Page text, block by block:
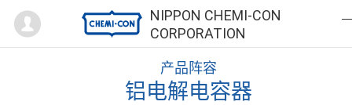
NIPPON CHEMI-CON
CORPORATION
Mypage
产品阵容
铝电解电容器